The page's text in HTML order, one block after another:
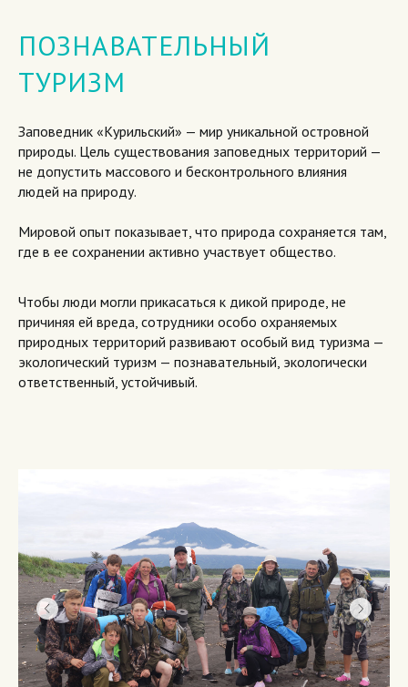
ПОЗНАВАТЕЛЬНЫЙ
ТУРИЗМ
Заповедник «Курильский» — мир уникальной островной
природы. Цель существования заповедных территорий —
не допустить массового и бесконтрольного влияния
людей на природу.
Мировой опыт показывает, что природа сохраняется там,
где в ее сохранении активно участвует общество.
Чтобы люди могли прикасаться к дикой природе, не
причиняя ей вреда, сотрудники особо охраняемых
природных территорий развивают особый вид туризма —
экологический туризм — познавательный, экологически
ответственный, устойчивый.